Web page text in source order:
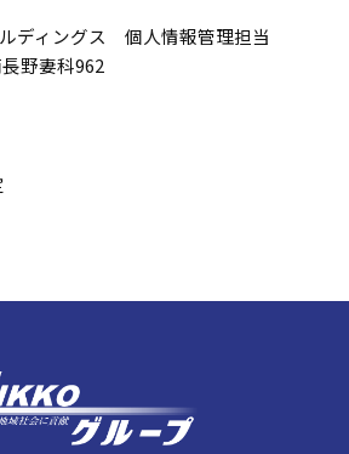
ディングス 個人情報管理担当
野妻科962